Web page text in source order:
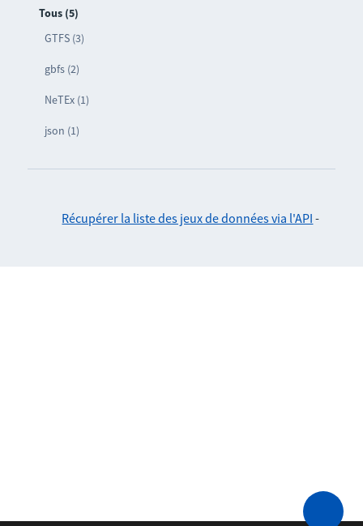
Tous (5)
GTFS (3)
gbfs (2)
NeTEx (1)
json (1)
Récupérer la liste des jeux de données via l'API -